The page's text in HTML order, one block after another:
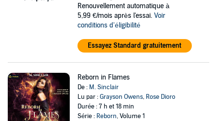
Renouvellement automatique à
5,99 €/mois après l'essai. Voir
conditions d'éligibilité
Essayez Standard gratuitement
Reborn in Flames
De : M. Sinclair
Lu par :Grayson Owens, Rose Dioro
Durée : 7 h et 18 min
Série : Reborn, Volume 1